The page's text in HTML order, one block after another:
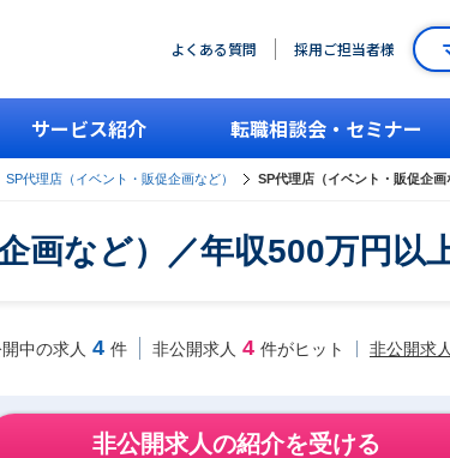
よくある質問 採用ご担当者様
サービス紹介 転職相談会・セミナー
SP代理店（イベント・販促企画など） SP代理店（イベント・販促企
画など）／年収500万円以
中の求人 4 件 非公開求人 4 件がヒット 非公開求
非公開求人の紹介を受ける